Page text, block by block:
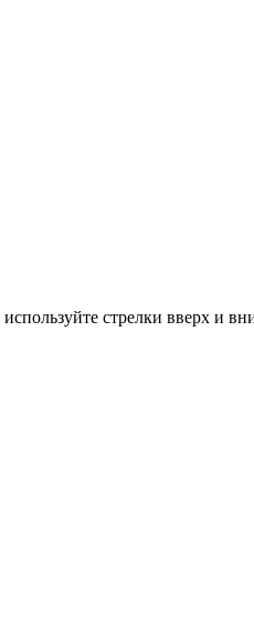
стрелки вверх и